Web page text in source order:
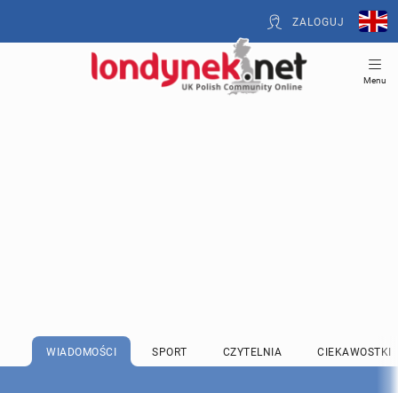
ZALOGUJ
Menu
WIADOMOŚCI SPORT CZYTELNIA CIEKAWOSTKI